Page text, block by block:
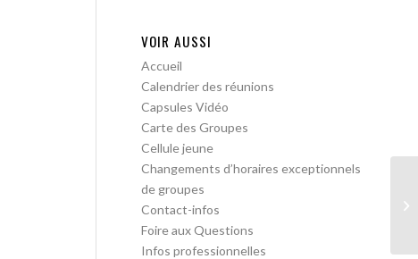
VOIR AUSSI
Accueil
Calendrier des réunions
Capsules Vidéo
Carte des Groupes
Cellule jeune
Changements d’horaires exceptionnels
de groupes
Contact-infos
Foire aux Questions
Infos professionnelles